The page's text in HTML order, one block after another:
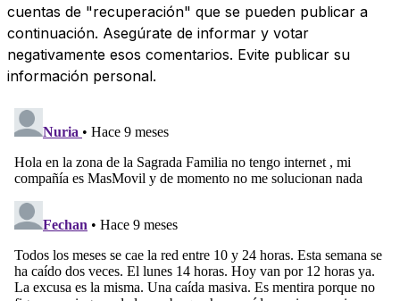
cuentas de "recuperación" que se pueden publicar a
continuación. Asegúrate de informar y votar
negativamente esos comentarios. Evite publicar su
información personal.